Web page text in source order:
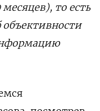
то есть
объективности